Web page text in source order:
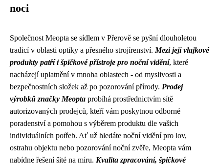
noci
Společnost Meopta se sídlem v Přerově se pyšní dlouholetou
tradicí v oblasti optiky a přesného strojírenství. Mezi její vlajkové
produkty patří i špičkové přístroje pro noční vidění, které
nacházejí uplatnění v mnoha oblastech - od myslivosti a
bezpečnostních složek až po pozorování přírody. Prodej
výrobků značky Meopta probíhá prostřednictvím sítě
autorizovaných prodejců, kteří vám poskytnou odborné
poradenství a pomohou s výběrem produktu dle vašich
individuálních potřeb. Ať už hledáte noční vidění pro lov,
ostrahu objektu nebo pozorování noční zvěře, Meopta vám
nabídne řešení šité na míru. Kvalita zpracování, špičkové